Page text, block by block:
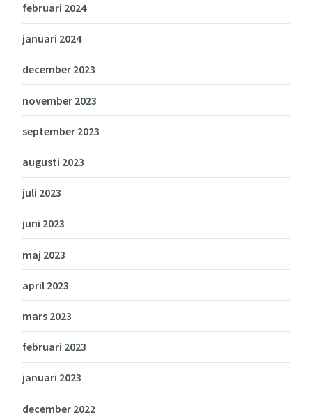
februari 2024
januari 2024
december 2023
november 2023
september 2023
augusti 2023
juli 2023
juni 2023
maj 2023
april 2023
mars 2023
februari 2023
januari 2023
december 2022